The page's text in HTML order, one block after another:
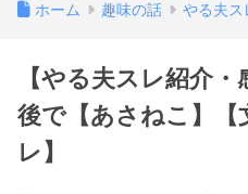
ホーム 趣味の話 やる夫ス
【やる夫スレ紹介
後で【あさねこ】【
レ】